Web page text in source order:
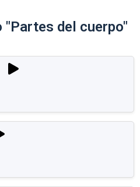
"Partes del cuerpo"